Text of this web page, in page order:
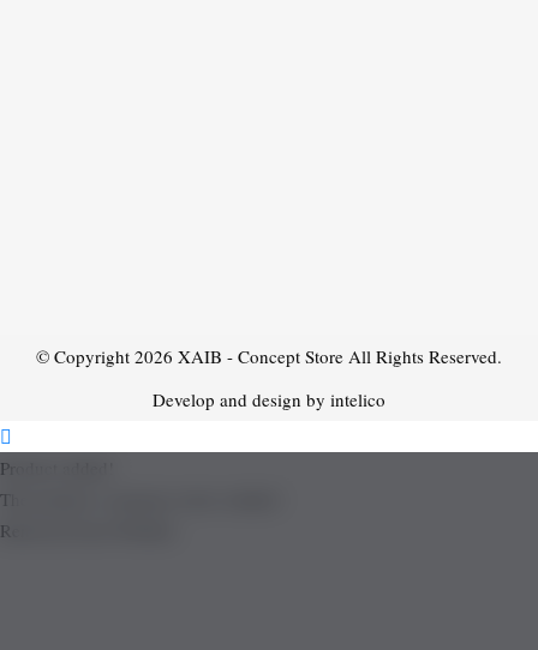
© Copyright 2026 XAIB - Concept Store All Rights Reserved.
Develop and design by intelico
Product added!
The product is already in the wishlist!
Removed from Wishlist